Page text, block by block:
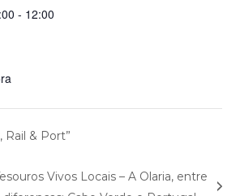
- 12:00
Rail & Port”
Vivos Locais – A Olaria, entre